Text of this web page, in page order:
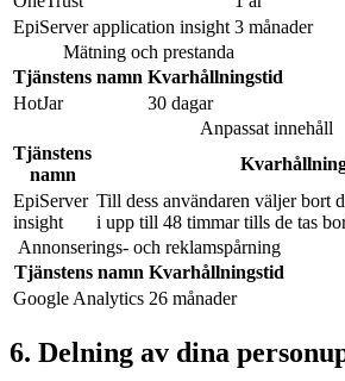
EpiServer application insight 3 månader
Mätning och prestanda
Tjänstens namn Kvarhållningstid
HotJar
30 dagar
Anpassat innehåll
Tjänstens
namn
EpiServer
insight
Till dess användaren väljer bort
i upp till 48 timmar tills de tas
Annonserings- och reklamspårning
Tjänstens namn Kvarhållningstid
Google Analytics 26 månader
6. Delning av dina